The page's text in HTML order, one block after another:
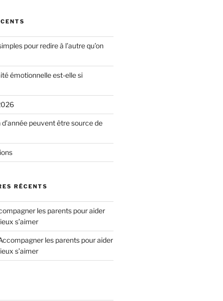
pour redire à l’autre qu’on
émotionnelle est-elle si
peuvent être source de
RÉCENTS
les parents pour aider
s’aimer
les parents pour aider
s’aimer